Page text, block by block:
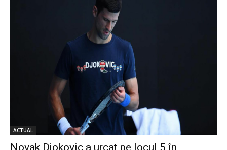
ACTUAL
Novak Djokovic a urcat pe locul 5 în